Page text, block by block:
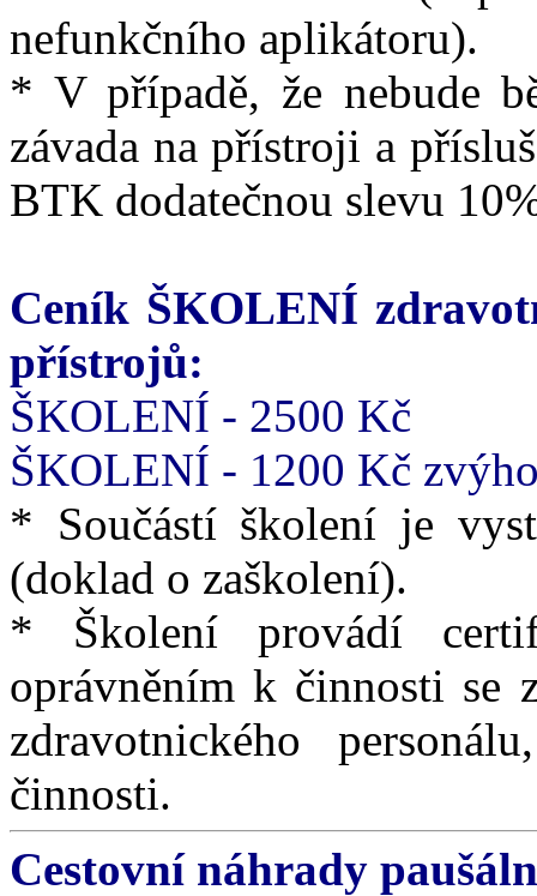
nefunkčního aplikátoru).
* V případě, že nebude
závada na přístroji a
BTK dodatečnou slevu
Ceník ŠKOLENÍ
přístrojů:
ŠKOLENÍ - 2500 Kč
ŠKOLENÍ - 1200 Kč
* Součástí školení je
(doklad o zaškolení).
* Školení provádí
oprávněním k činnosti se
zdravotnického
činnosti.
Cestovní náhrady